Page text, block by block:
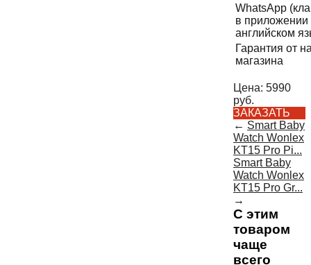
WhatsApp
в приложении
английском
Гарантия от
магазина
Цена: 5990
руб.
ЗАКАЗАТЬ
← Smart Baby
Watch Wonlex
KT15 Pro Pi...
Smart Baby
Watch Wonlex
KT15 Pro Gr...
→
С этим
товаром
чаще
всего